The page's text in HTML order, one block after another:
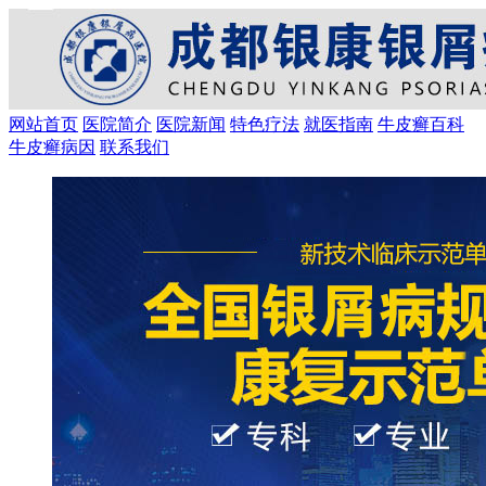
网站首页 医院简介 医院新闻 特色疗法 就医指南 牛皮癣百科
牛皮癣病因 联系我们